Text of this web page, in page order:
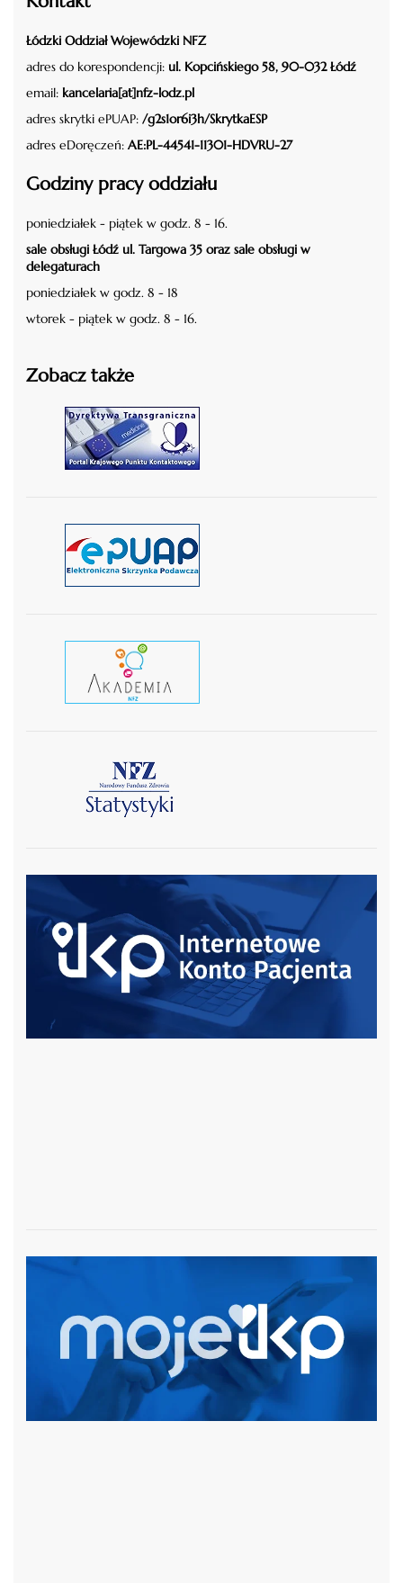
Łódzki Oddział Wojewódzki NFZ
adres do korespondencji: ul. Kopcińskiego 58, 90-032 Łódź
email: kancelaria[at]nfz-lodz.pl
adres skrytki ePUAP: /g2s1or6i3h/SkrytkaESP
adres eDoręczeń: AE:PL-44541-11301-HDVRU-27
Godziny pracy oddziału
poniedziałek - piątek w godz. 8 - 16.
sale obsługi Łódź ul. Targowa 35 oraz sale obsługi w
delegaturach
poniedziałek w godz. 8 - 18
wtorek - piątek w godz. 8 - 16.
Zobacz także
czytaj więcej
czytaj więcej
czytaj więcej
czytaj więcej
czytaj więcej